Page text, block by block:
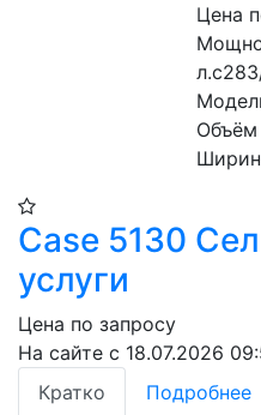
Цена
Объём
Case 5130
услуги
Цена по запросу
На сайте с 18.07.2026
Кратко
Подробнее